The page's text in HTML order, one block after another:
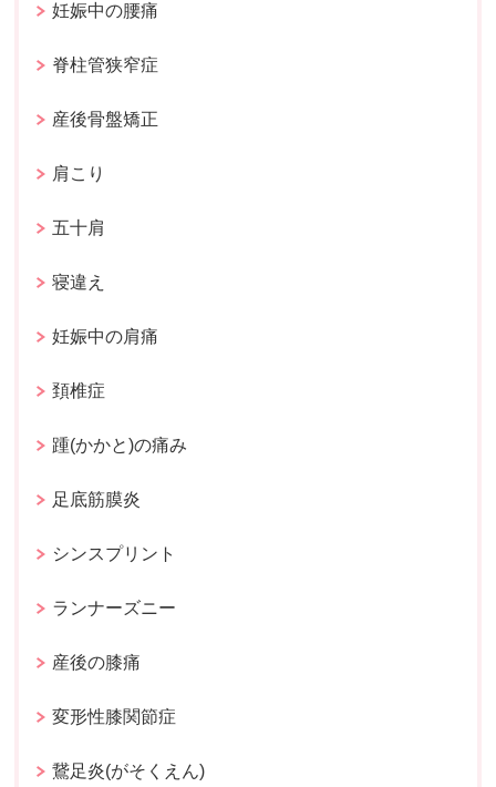
妊娠中の腰痛
脊柱管狭窄症
産後骨盤矯正
肩こり
五十肩
寝違え
妊娠中の肩痛
頚椎症
踵(かかと)の痛み
足底筋膜炎
シンスプリント
ランナーズニー
産後の膝痛
変形性膝関節症
鵞足炎(がそくえん)